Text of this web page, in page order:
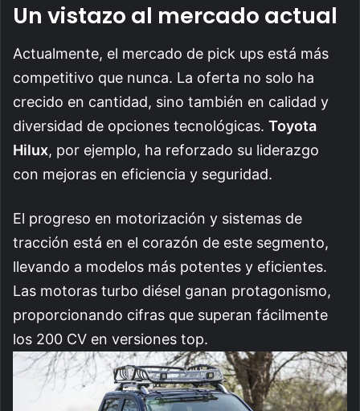
Un vistazo al mercado actual
Actualmente, el mercado de pick ups está más
competitivo que nunca. La oferta no solo ha
crecido en cantidad, sino también en calidad y
diversidad de opciones tecnológicas. Toyota
Hilux, por ejemplo, ha reforzado su liderazgo
con mejoras en eficiencia y seguridad.
El progreso en motorización y sistemas de
tracción está en el corazón de este segmento,
llevando a modelos más potentes y eficientes.
Las motoras turbo diésel ganan protagonismo,
proporcionando cifras que superan fácilmente
los 200 CV en versiones top.